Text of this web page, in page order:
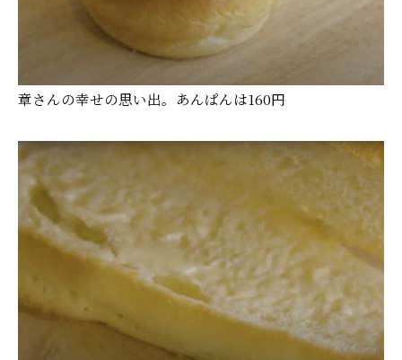
章さんの幸せの思い出。あんぱんは160円